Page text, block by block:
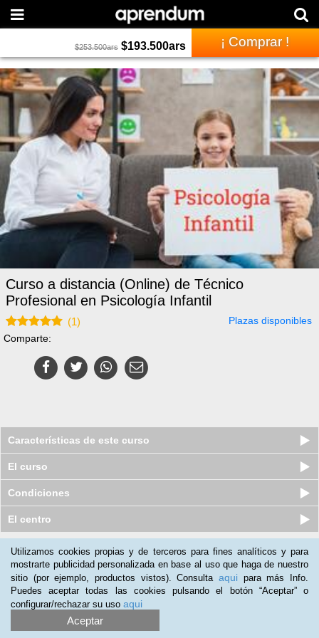
$253.500ars $193.500ars ¡ Comprar !
Curso a distancia (Online) de Técnico
Profesional en Psicología Infantil
(1)
Plazas disponibles
Comparte:
Características de este curso
El curso
Condiciones
El centro
Nuestros clientes opinan:
Diana Herrera
(15-06-2014)
Los temas que he trabajado han sido de gran ayuda y aprecio
que el horario sea totalmente flexible y que se pueda hacer
desde cualquier lugar del mundo.
Utilizamos cookies propias y de terceros para fines analíticos y para
mostrarte publicidad personalizada en base al uso que haga de nuestro
sitio (por ejemplo, productos vistos). Consulta aqui para más Info.
Puedes aceptar todas las cookies pulsando el botón “Aceptar” o
configurar/rechazar su uso aqui
Aceptar